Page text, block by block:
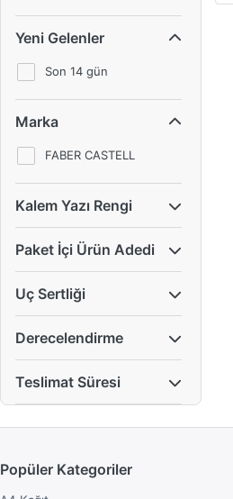
Yeni Gelenler
Son 14 gün
Marka
FABER CASTELL
Kalem Yazı Rengi
Paket İçi Ürün Adedi
Uç Sertliği
Derecelendirme
Teslimat Süresi
Popüler Kategoriler